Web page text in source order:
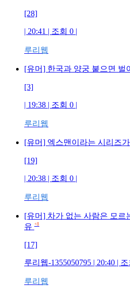
[28]
| 20:41 | 조회 0 |
루리웹
[유머] 한국과 양궁 붙으면 벌
[3]
| 19:38 | 조회 0 |
루리웹
[유머] 엑스맨이라는 시리즈
[19]
| 20:38 | 조회 0 |
루리웹
[유머] 차가 없는 사람은 모르
유 +8
[17]
루리웹-1355050795 | 20:40 | 조
루리웹